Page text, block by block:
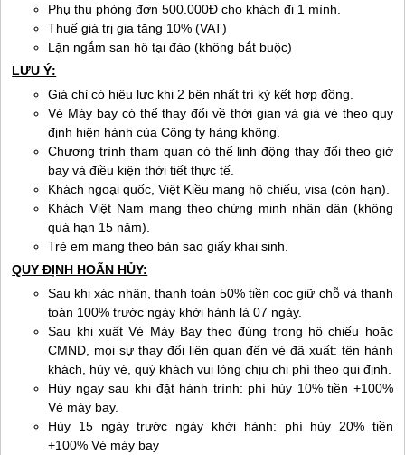
Phụ thu phòng đơn 500.000Đ cho khách đi 1 mình.
Thuế giá trị gia tăng 10% (VAT)
Lặn ngắm san hô tại đảo (không bắt buộc)
LƯU Ý:
Giá chỉ có hiệu lực khi 2 bên nhất trí ký kết hợp đồng.
Vé Máy bay có thể thay đổi về thời gian và giá vé theo quy
định hiện hành của Công ty hàng không.
Chương trình tham quan có thể linh động thay đổi theo giờ
bay và điều kiện thời tiết thực tế.
Khách ngoại quốc, Việt Kiều mang hộ chiếu, visa (còn hạn).
Khách Việt Nam mang theo chứng minh nhân dân (không
quá hạn 15 năm).
Trẻ em mang theo bản sao giấy khai sinh.
QUY ĐỊNH HOÃN HỦY:
Sau khi xác nhận, thanh toán 50% tiền cọc giữ chỗ và thanh
toán 100% trước ngày khởi hành là 07 ngày.
Sau khi xuất Vé Máy Bay theo đúng trong hộ chiếu hoặc
CMND, mọi sự thay đổi liên quan đến vé đã xuất: tên hành
khách, hủy vé, quý khách vui lòng chịu chi phí theo qui định.
Hủy ngay sau khi đặt hành trình: phí hủy 10% tiền +100%
Vé máy bay.
Hủy 15 ngày trước ngày khởi hành: phí hủy 20% tiền
+100% Vé máy bay